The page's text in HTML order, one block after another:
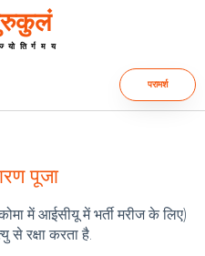
परामर्श
पूजा
में आईसीयू में भर्ती मरीज के लिए)
रक्षा करता है.